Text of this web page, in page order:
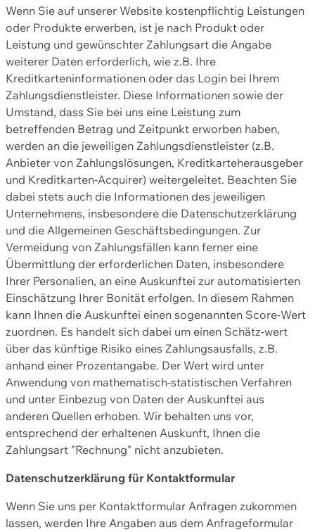
Wenn Sie auf unserer Website kostenpflichtig Leistungen
oder Produkte erwerben, ist je nach Produkt oder
Leistung und gewünschter Zahlungsart die Angabe
weiterer Daten erforderlich, wie z.B. Ihre
Kreditkarteninformationen oder das Login bei Ihrem
Zahlungsdienstleister. Diese Informationen sowie der
Umstand, dass Sie bei uns eine Leistung zum
betreffenden Betrag und Zeitpunkt erworben haben,
werden an die jeweiligen Zahlungsdienstleister (z.B.
Anbieter von Zahlungslösungen, Kreditkarteherausgeber
und Kreditkarten-Acquirer) weitergeleitet. Beachten Sie
dabei stets auch die Informationen des jeweiligen
Unternehmens, insbesondere die Datenschutzerklärung
und die Allgemeinen Geschäftsbedingungen. Zur
Vermeidung von Zahlungsfällen kann ferner eine
Übermittlung der erforderlichen Daten, insbesondere
Ihrer Personalien, an eine Auskunftei zur automatisierten
Einschätzung Ihrer Bonität erfolgen. In diesem Rahmen
kann Ihnen die Auskunftei einen sogenannten Score-Wert
zuordnen. Es handelt sich dabei um einen Schätz-wert
über das künftige Risiko eines Zahlungsausfalls, z.B.
anhand einer Prozentangabe. Der Wert wird unter
Anwendung von mathematisch-statistischen Verfahren
und unter Einbezug von Daten der Auskunftei aus
anderen Quellen erhoben. Wir behalten uns vor,
entsprechend der erhaltenen Auskunft, Ihnen die
Zahlungsart "Rechnung" nicht anzubieten.
Datenschutzerklärung für Kontaktformular
Wenn Sie uns per Kontaktformular Anfragen zukommen
lassen, werden Ihre Angaben aus dem Anfrageformular